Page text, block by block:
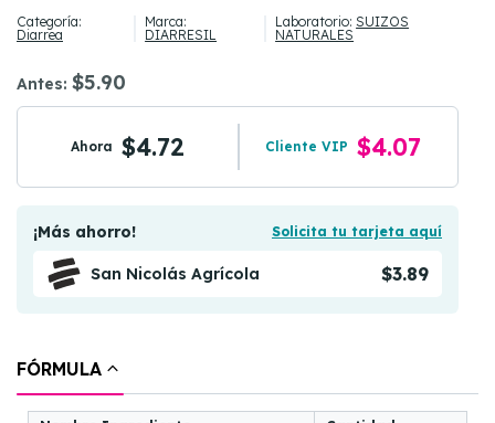
Categoría:
Diarrea
Marca:
DIARRESIL
Laboratorio:SUIZOS
NATURALES
Antes: $5.90
Ahora $4.72 Cliente VIP $4.07
¡Más ahorro! Solicita tu tarjeta aquí
San Nicolás Agrícola $3.89
FÓRMULA